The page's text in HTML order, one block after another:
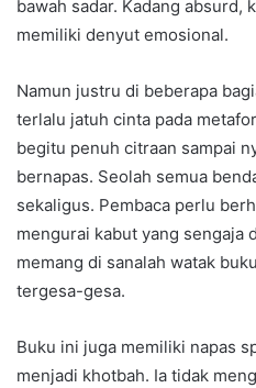
bawah sadar. Kadang absurd,
memiliki denyut emosional.
Namun justru di beberapa
terlalu jatuh cinta pada
begitu penuh citraan sampai
bernapas. Seolah semua
sekaligus. Pembaca perlu
mengurai kabut yang sengaja
memang di sanalah watak
tergesa-gesa.
Buku ini juga memiliki napas
menjadi khotbah. Ia tidak